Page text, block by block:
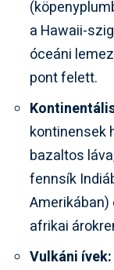
a Hawaii-
óceáni
pont felett.
kontinensek
bazaltos
fennsík
afrikai
Vulkáni ívek: